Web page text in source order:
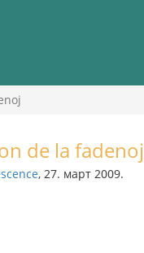
de la fadenoj
, 27. март 2009.